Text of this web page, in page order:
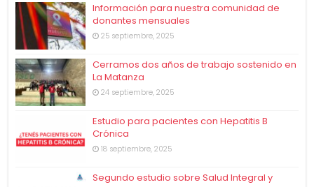
Información para nuestra comunidad de
donantes mensuales
25 septiembre, 2025
Cerramos dos años de trabajo sostenido en
La Matanza
24 septiembre, 2025
Estudio para pacientes con Hepatitis B
Crónica
18 septiembre, 2025
Segundo estudio sobre Salud Integral y